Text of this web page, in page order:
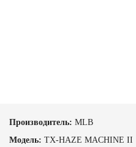
Производитель: MLB
Модель: TX-HAZE MACHINE II